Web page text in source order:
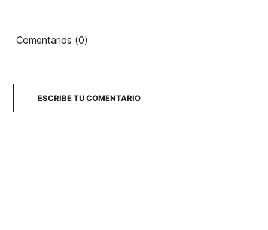
Comentarios (0)
ESCRIBE TU COMENTARIO